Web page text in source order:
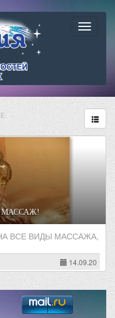
МАССАЖ!
НА ВСЕ ВИДЫ МАССАЖА,
14.09.20